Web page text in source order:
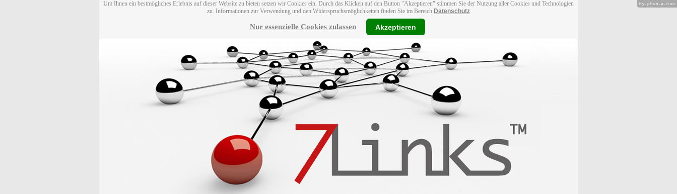
Um Ihnen ein bestmögliches Erlebnis auf dieser Website zu bieten setzen wir Cookies ein. Durch das Klicken auf den Button "Akzeptieren" stimmen Sie der Nutzung aller Cookies und Technologien
zu. Informationen zur Verwendung und den Widerspruchsmöglichkeiten finden Sie im Bereich Datenschutz
Nur essenzielle Cookies zulassen Akzeptieren
Hy-phen-a-tion